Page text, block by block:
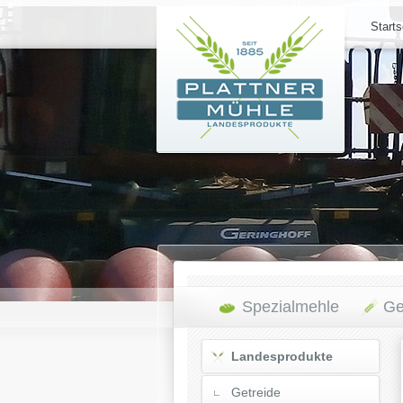
Spezialmehle
Landesprodukte
Getreide